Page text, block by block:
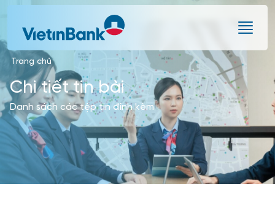
Trang chủ
Chi tiết tin bài
Danh sách các tệp tin đính kèm